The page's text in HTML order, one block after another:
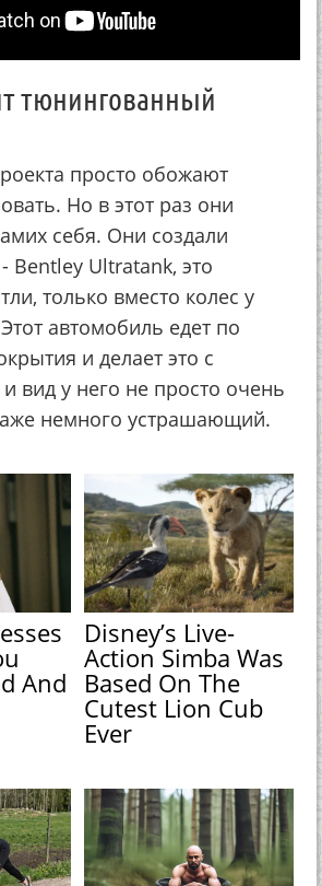
тюнингованный
просто обожают
Но в этот раз они
себя. Они создали
Bentley Ultratank, это
только вместо колес у
автомобиль едет по
и делает это с
вид у него не просто очень
немного устрашающий.
And
Disney’s Live-
Action Simba Was
Based On The
Cutest Lion Cub
Ever